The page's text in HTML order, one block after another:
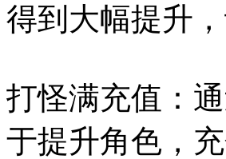
得到大幅提升
打怪满充值：
于提升角色，